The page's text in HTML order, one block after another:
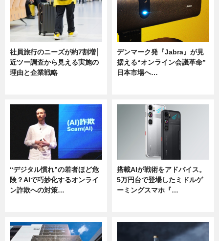
社員旅行のニーズが約7割増│
近ツー調査から見える実施の
理由と企業戦略
デンマーク発『Jabra』が見
据える“オンライン会議革命”
日本市場へ…
“デジタル慣れ”の若者ほど危
険？AIで巧妙化するオンライ
ン詐欺への対策…
搭載AIが戦術をアドバイス。
5万円台で登場したミドルゲ
ーミングスマホ『…